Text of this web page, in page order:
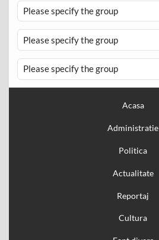
Please specify the group
Please specify the group
Please specify the group
Acasa
Administratie
Politica
Actualitate
Reportaj
Cultura